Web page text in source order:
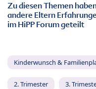
Zu diesen Themen
andere Eltern
im HiPP Forum geteilt
Kinderwunsch &
2. Trimester 3.